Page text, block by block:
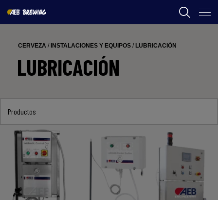
CERVEZA
SPIRITS
AEB ACADEMY
CL
CERVEZA / INSTALACIONES Y EQUIPOS / LUBRICACIÓN
LUBRICACIÓN
Productos